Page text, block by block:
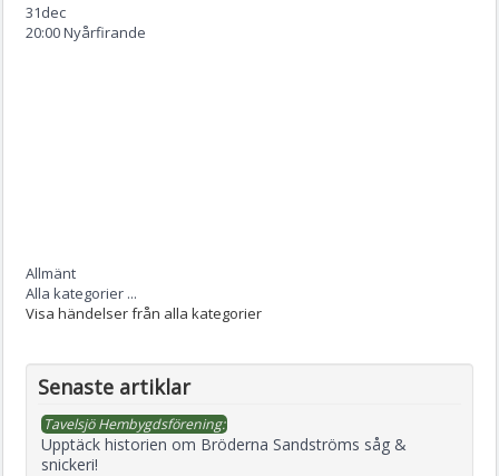
31dec
20:00 Nyårfirande
Allmänt
Alla kategorier ...
Visa händelser från alla kategorier
Senaste artiklar
Tavelsjö Hembygdsförening:
Upptäck historien om Bröderna Sandströms såg &
snickeri!